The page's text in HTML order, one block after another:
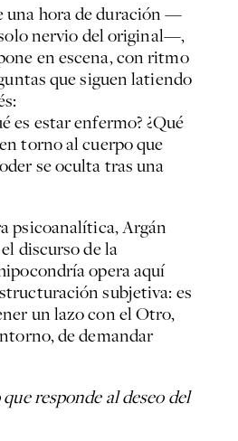
una hora de duración —
nervio del original—,
en escena, con ritmo
que siguen latiendo
es estar enfermo? ¿Qué
torno al cuerpo que
se oculta tras una
psicoanalítica, Argán
discurso de la
opera aquí
subjetiva: es
un lazo con el Otro,
de demandar
responde al deseo del